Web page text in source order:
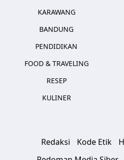
KARAWANG
BANDUNG
PENDIDIKAN
FOOD & TRAVELING
RESEP
KULINER
Redaksi Kode Etik